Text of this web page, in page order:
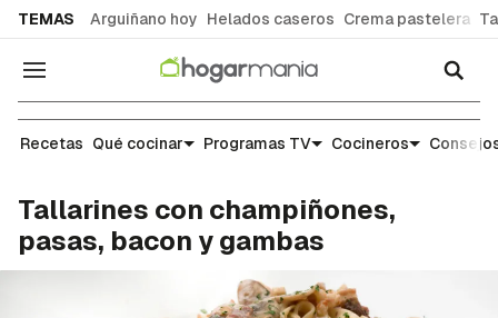
TEMAS Arguiñano hoy Helados caseros Crema pastelera
Navegación
Recetas
Recetas Qué cocinar Programas TV Cocineros
Tallarines con champiñones,
pasas, bacon y gambas